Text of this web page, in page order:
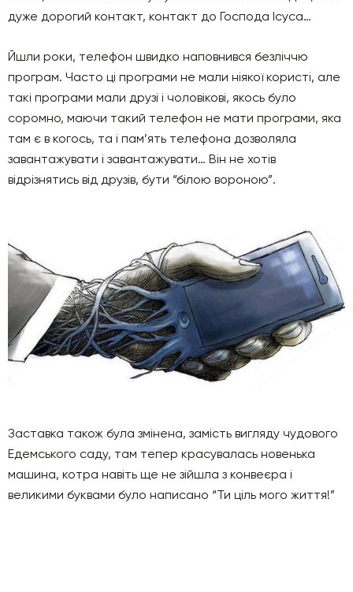
дуже дорогий контакт, контакт до Господа Ісуса…
Йшли роки, телефон швидко наповнився безліччю
програм. Часто ці програми не мали ніякої користі, але
такі програми мали друзі і чоловікові, якось було
соромно, маючи такий телефон не мати програми, яка
там є в когось, та і пам’ять телефона дозволяла
завантажувати і завантажувати… Він не хотів
відрізнятись від друзів, бути “білою вороною”.
Заставка також була змінена, замість вигляду чудового
Едемського саду, там тепер красувалась новенька
машина, котра навіть ще не зійшла з конвеєра і
великими буквами було написано “Ти ціль мого життя!”